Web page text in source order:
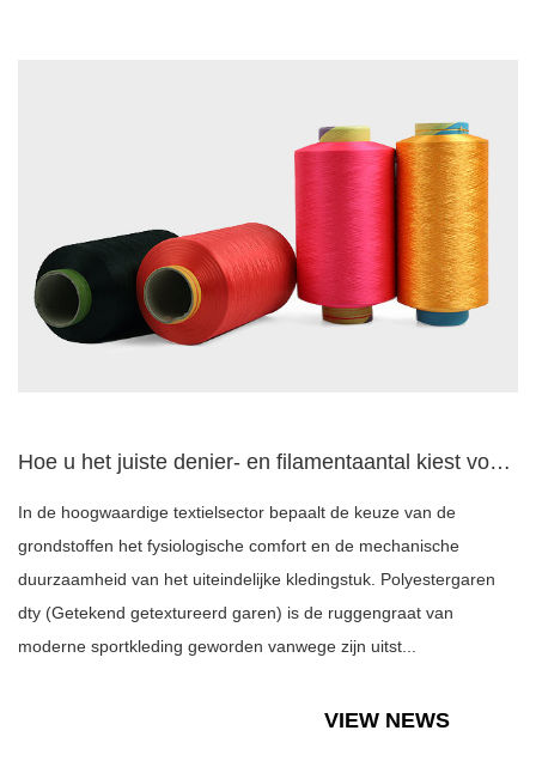
Hoe u het juiste denier- en filamentaantal kiest voor polyes...
In de hoogwaardige textielsector bepaalt de keuze van de
grondstoffen het fysiologische comfort en de mechanische
duurzaamheid van het uiteindelijke kledingstuk. Polyestergaren
dty (Getekend getextureerd garen) is de ruggengraat van
moderne sportkleding geworden vanwege zijn uitst...
VIEW NEWS